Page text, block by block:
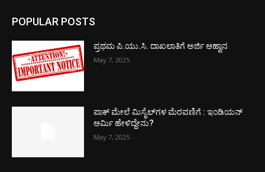
POPULAR POSTS
ಪ್ರಥಮ ಪಿ.ಯು.ಸಿ. ದಾಖಲಾತಿಗೆ ಅರ್ಜಿ ಆಹ್ವಾನ
May 7, 2025
ಪಾಕ್​ ಮೇಲೆ ಮಿಸೈಲ್​ಗಳ ಮೆರವಣಿಗೆ : ಇಂಡಿಯನ್
ಆರ್ಮಿ ಹೇಳಿದ್ದೇನು?
May 7, 2025